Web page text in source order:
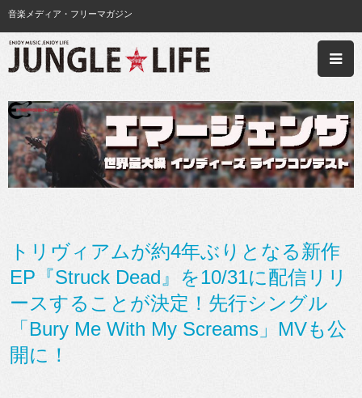
音楽メディア・フリーマガジン
トリヴィアムが約4年ぶりとなる新作
EP『Struck Dead』を10/31に配信リリ
ースすることが決定！先行シングル
「Bury Me With My Screams」MVも公
開に！